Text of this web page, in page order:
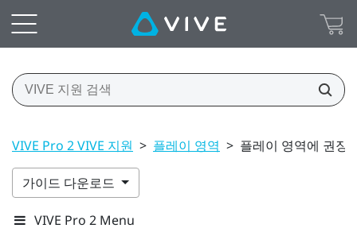
VIVE Pro 2 VIVE 지원 > 플레이 영역 > 플레이 영역에 권장
가이드 다운로드
VIVE Pro 2 Menu